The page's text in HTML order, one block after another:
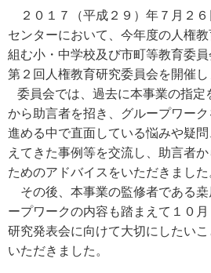
２０１７（平成２９）年７月２
センターにおいて、今年度の人権
組む小・中学校及び市町等教育委員
第２回人権教育研究委員会を開催し
委員会では、過去に本事業の指定
から助言者を招き、グループワー
進める中で直面している悩みや疑
えてきた事例等を交流し、助言者
ためのアドバイスをいただきました
その後、本事業の監修者である
ープワークの内容も踏まえて１０
研究発表会に向けて大切にしたい
いただきました。